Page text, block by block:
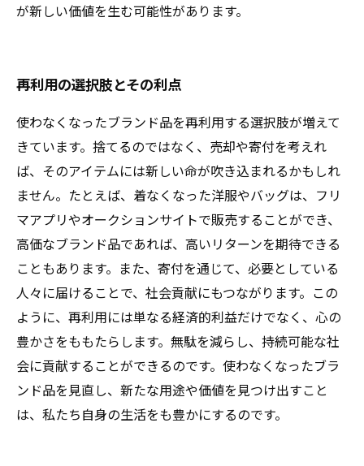
が新しい価値を生む可能性があります。
再利用の選択肢とその利点
使わなくなったブランド品を再利用する選択肢が増えて
きています。捨てるのではなく、売却や寄付を考えれ
ば、そのアイテムには新しい命が吹き込まれるかもしれ
ません。たとえば、着なくなった洋服やバッグは、フリ
マアプリやオークションサイトで販売することができ、
高価なブランド品であれば、高いリターンを期待できる
こともあります。また、寄付を通じて、必要としている
人々に届けることで、社会貢献にもつながります。この
ように、再利用には単なる経済的利益だけでなく、心の
豊かさをももたらします。無駄を減らし、持続可能な社
会に貢献することができるのです。使わなくなったブラ
ンド品を見直し、新たな用途や価値を見つけ出すこと
は、私たち自身の生活をも豊かにするのです。